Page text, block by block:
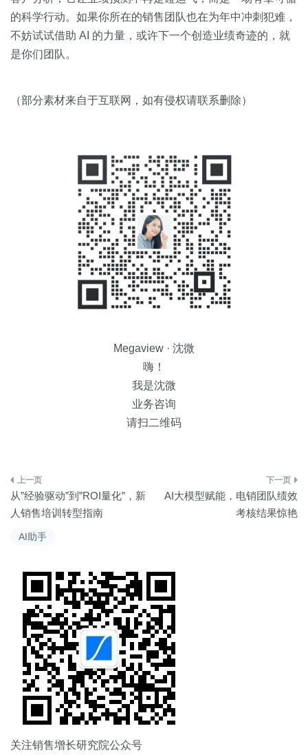
AI助手
的科学行动。如果你所在的销售团队也在为年中冲刺犯难，
不妨试试借助 AI 的力量，或许下一个创造业绩奇迹的，就
是你们团队。
（部分素材来自于互联网，如有侵权请联系删除）
Megaview · 沈微
嗨！
我是沈微
业务咨询
请扫二维码
文
章
导
航
从”经验驱动”到”ROI量化”，新
人销售培训转型指南
AI大模型赋能，电销团队绩效
考核结果惊艳
关注销售增长研究院公众号